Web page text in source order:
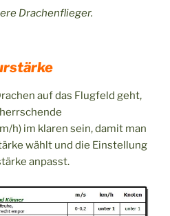
Drachenflieger.
auf das Flugfeld geht,
h) im klaren sein, damit man
wählt und die Einstellung
anpasst.